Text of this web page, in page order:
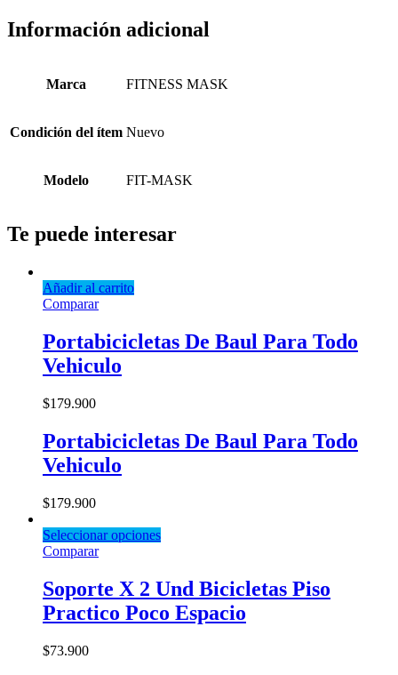
Información adicional
Marca FITNESS MASK
Condición del ítem Nuevo
Modelo FIT-MASK
Te puede interesar
Añadir al carrito
Comparar
Portabicicletas De Baul Para Todo
Vehiculo
$179.900
Portabicicletas De Baul Para Todo
Vehiculo
$179.900
Seleccionar opciones
Comparar
Soporte X 2 Und Bicicletas Piso
Practico Poco Espacio
$73.900